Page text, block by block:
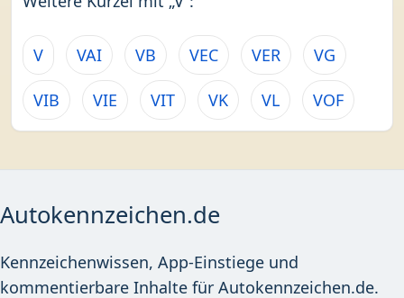
V VAI VB VEC VER VG
VIB VIE VIT VK VL VOF
Autokennzeichen.de
Kennzeichenwissen, App-Einstiege und
kommentierbare Inhalte für Autokennzeichen.de.